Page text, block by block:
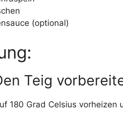
(optional)
Teig
180 Grad Celsius vorheizen